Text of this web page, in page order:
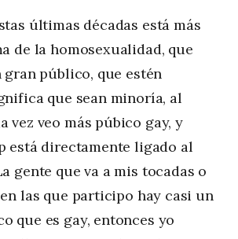
últimas décadas está más
de la homosexualidad, que
gran público, que estén
que sean minoría, al
vez veo más púbico gay, y
está directamente ligado al
gente que va a mis tocadas o
las que participo hay casi un
que es gay, entonces yo